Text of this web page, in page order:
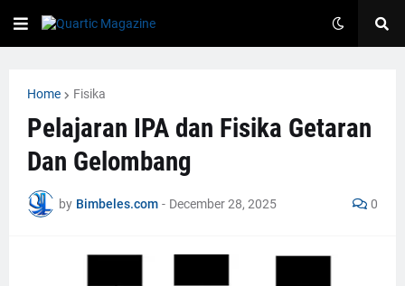
Home Fisika
Pelajaran IPA dan Fisika Getaran
Dan Gelombang
by Bimbeles.com - December 28, 2025 0